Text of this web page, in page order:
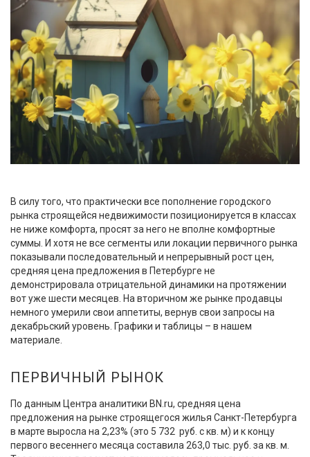
В силу того, что практически все пополнение городского
рынка строящейся недвижимости позиционируется в классах
не ниже комфорта, просят за него не вполне комфортные
суммы. И хотя не все сегменты или локации первичного рынка
показывали последовательный и непрерывный рост цен,
средняя цена предложения в Петербурге не
демонстрировала отрицательной динамики на протяжении
вот уже шести месяцев. На вторичном же рынке продавцы
немного умерили свои аппетиты, вернув свои запросы на
декабрьский уровень. Графики и таблицы – в нашем
материале.
ПЕРВИЧНЫЙ РЫНОК
По данным Центра аналитики BN.ru, средняя цена
предложения на рынке строящегося жилья Санкт-Петербурга
в марте выросла на 2,23% (это 5 732 руб. с кв. м) и к концу
первого весеннего месяца составила 263,0 тыс. руб. за кв. м.